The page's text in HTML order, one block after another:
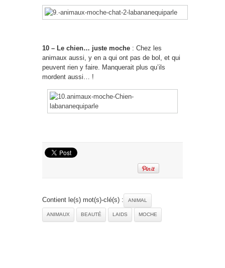
10 – Le chien… juste moche : Chez les
animaux aussi, y en a qui ont pas de bol, et qui
peuvent rien y faire. Manquerait plus qu’ils
mordent aussi… !
Contient le(s) mot(s)-clé(s) : ANIMAL
ANIMAUX BEAUTÉ LAIDS MOCHE